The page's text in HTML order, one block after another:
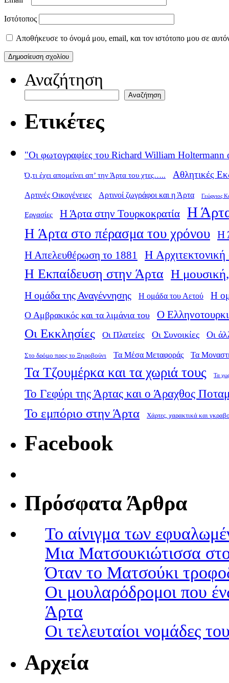
Ιστότοπος
Αποθήκευσε το όνομά μου, email, και τον ιστότοπο μου σε
Αναζήτηση
Αναζήτηση
Ετικέτες
"Οι φωτογραφίες του Richard William Holtermann
Ό,τι έχει απομείνει απ’ την Άρτα του χτες….. Αθλητικές
Αρτινές Οικογένειες Αρτινοί ζωγράφοι και η Άρτα Γεώργιος
Εργασίες Η Άρτα στην Τουρκοκρατία Η
Η Άρτα στο πέρασμα του χρόνου Η
Η Απελευθέρωση το 1881
Η
Η Εκπαίδευση στην Άρτα Η μουσική,
Η ομάδα της Αναγέννησης Η ομάδα του Αετού Η
Ο Αμβρακικός και τα λιμάνια του Ο
Οι Εκκλησίες Οι Πλατείες Οι Συνοικίες Οι
Στο δρόμο προς το Ξηροβούνι Τα Μέσα Μεταφοράς Τα
Τα Τζουμέρκα και τα χωριά τους Τα
Το Γεφύρι της Άρτας και ο Άραχθος
Το εμπόριο στην Άρτα Χάρτες, χαρακτικά και
Facebook
Πρόσφατα Άρθρα
Το αίνιγμα των
Μια Ματσουκιώτισσα
Όταν το Ματσούκι
Οι μουλαρόδρομοι που
Άρτα
Οι τελευταίοι νομάδες
Αρχεία